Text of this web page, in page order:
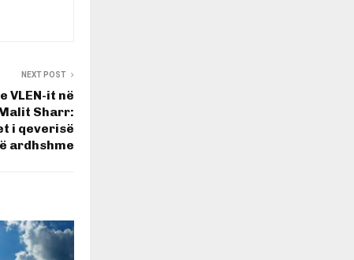
NEXT POST
VLEN-it në
Sharr:
i qeverisë
ardhshme